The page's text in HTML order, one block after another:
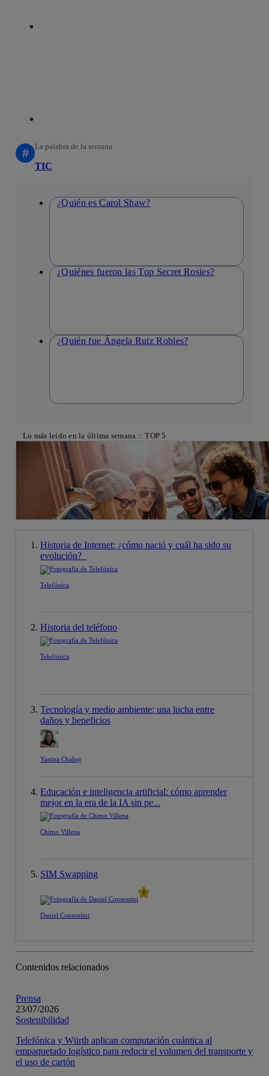
# La palabra de la semana
TIC
¿Quién es Carol Shaw?
¿Quiénes fueron las Top Secret Rosies?
¿Quién fue Ángela Ruiz Robles?
Lo más leído en la última semana :: TOP 5
Historia de Internet: ¿cómo nació y cuál ha sido su
evolución?
Telefónica
Historia del teléfono
Telefónica
Tecnología y medio ambiente: una lucha entre
daños y beneficios
Yanina Chalup
Educación e inteligencia artificial: cómo aprender
mejor en la era de la IA sin pe...
Chimo Villena
SIM Swapping
Daniel Consentini
Contenidos relacionados
Prensa
23/07/2026
Sostenibilidad
Telefónica y Würth aplican computación cuántica al
empaquetado logístico para reducir el volumen del transporte y
el uso de cartón